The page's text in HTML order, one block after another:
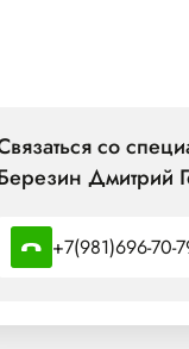
со
Дмитрий
+7(981)696-70-